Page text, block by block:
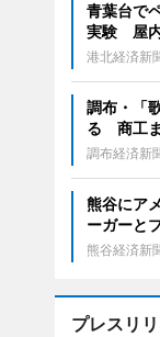
青葉台で
実験 屋内
港北経済新
調布・「
る 商工ま
調布経済新
熊谷にア
ーガーと
熊谷経済新
プレスリ